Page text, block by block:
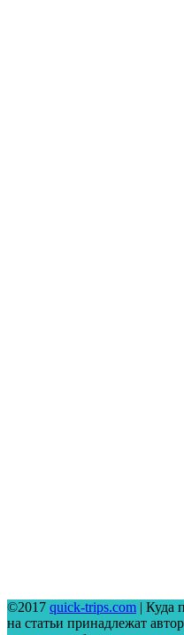
©2017 quick-trips.com | Куда
на статьи принадлежат